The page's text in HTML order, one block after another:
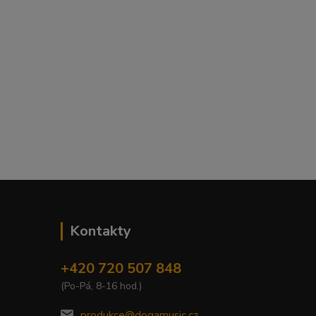
Kontakty
+420 720 507 848
(Po-Pá, 8-16 hod.)